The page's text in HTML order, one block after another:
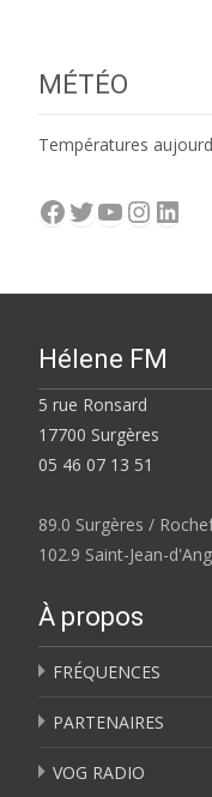
MÉTÉO
Températures
Facebook
Twitter
YouTube
Hélene FM
5 rue Ronsard
17700 Surgères
05 46 07 13 51
89.0 Surgères /
102.9 Saint-Jean-
À propos
FRÉQUENCES
PARTENAIRES
VOG RADIO